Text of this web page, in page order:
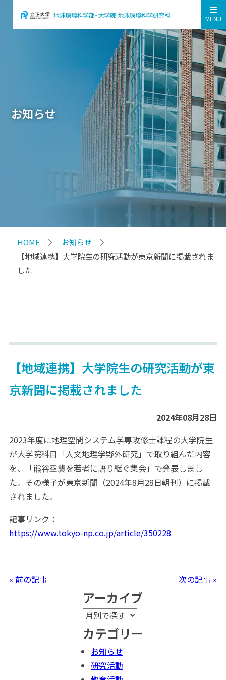
MENU
お知らせ
HOME
お知らせ
【地域連携】大学院生の研究活動が東京新聞に掲載されま
した
【地域連携】大学院生の研究活動が東
京新聞に掲載されました
2024年08月28日
2023年度に地理空間システム学専攻修士課程の大学院生
が大学院科目「人文地理学野外研究」で取り組んだ内容
を、「熊谷空襲を若者に語り継ぐ集会」で発表しまし
た。その様子が東京新聞（2024年8月28日朝刊）に掲載
されました。
記事リンク：
https://www.tokyo-np.co.jp/article/350228
« 前の記事 次の記事 »
アーカイブ
カテゴリー
お知らせ
研究活動